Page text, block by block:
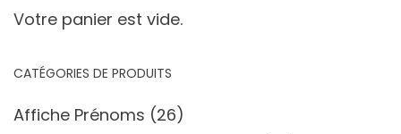
Votre panier est vide.
CATÉGORIES DE PRODUITS
Affiche Prénoms (26)